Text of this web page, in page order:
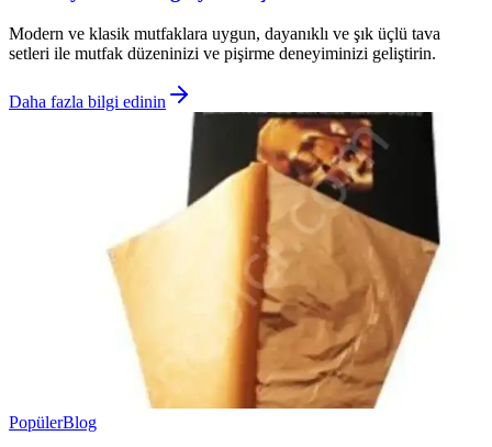
Modern ve klasik mutfaklara uygun, dayanıklı ve şık üçlü tava
setleri ile mutfak düzeninizi ve pişirme deneyiminizi geliştirin.
Daha fazla bilgi edinin
PopülerBlog